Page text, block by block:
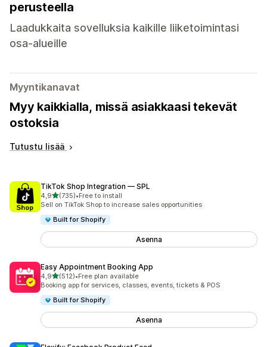
perusteella
Laadukkaita sovelluksia kaikille liiketoimintasi
osa-alueille
Myyntikanavat
Myy kaikkialla, missä asiakkaasi tekevät
ostoksia
Tutustu lisää
TikTok Shop Integration — SPL
4,9/ 5 tähteä
(735)
735 arvostelua yhteensä
•Free to install
Sell on TikTok Shop to increase sales opportunities
Built for Shopify
Asenna
Easy Appointment Booking App
4,9/ 5 tähteä
(512)
512 arvostelua yhteensä
•Free plan available
Booking app for services, classes, events, tickets & POS
Built for Shopify
Asenna